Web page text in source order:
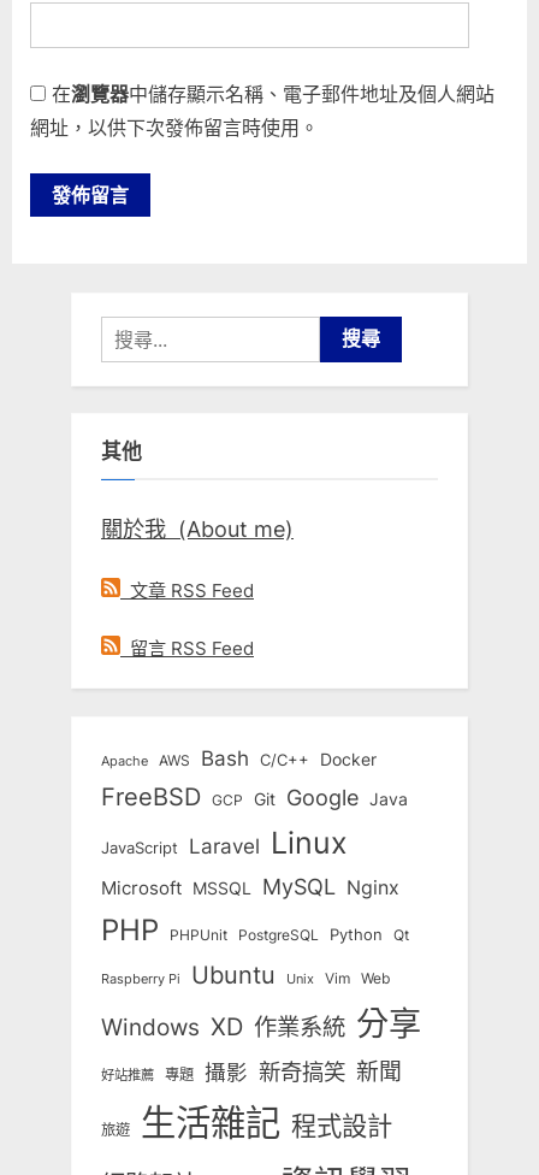
在瀏覽器中儲存顯示名稱、電子郵件地址及個人網站
網址，以供下次發佈留言時使用。
搜
尋
關
字:
其他
關於我 (About me)
文章 RSS Feed
留言 RSS Feed
Apache AWS Bash C/C++ Docker
FreeBSD GCP Git Google Java
JavaScript Laravel Linux
Microsoft MSSQL MySQL Nginx
PHP PHPUnit PostgreSQL Python Qt
Raspberry Pi Ubuntu Unix Vim Web
Windows XD 作業系統 分享
好站推薦 專題 攝影 新奇搞笑 新聞
旅遊 生活雜記 程式設計